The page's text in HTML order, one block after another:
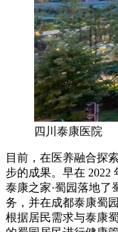
四川泰康医院
目前，在医养融合探
步的成果。早在 2022
泰康之家·蜀园落地了
务，并在成都泰康蜀
根据居民需求与泰康